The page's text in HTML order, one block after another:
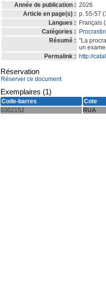
Année de publication : 2026
Article en page(s) : p. 55-57
Langues :
Français (
Catégories :
Résumé : "La
un
Permalink :
http://
Réservation
Réserver ce document
Exemplaires (1)
Code-barres Cote
0302152
RUA